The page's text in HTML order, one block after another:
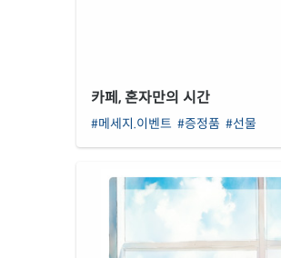
카페, 혼자만의 시간
#메세지.이벤트 #증정품 #선물